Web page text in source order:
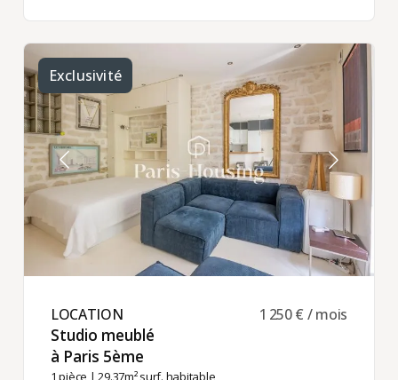
Exclusivité
LOCATION ​
Studio meublé
à Paris 5ème ​
1 pièce | 29.37m² surf. habitable
1 250 € / mois